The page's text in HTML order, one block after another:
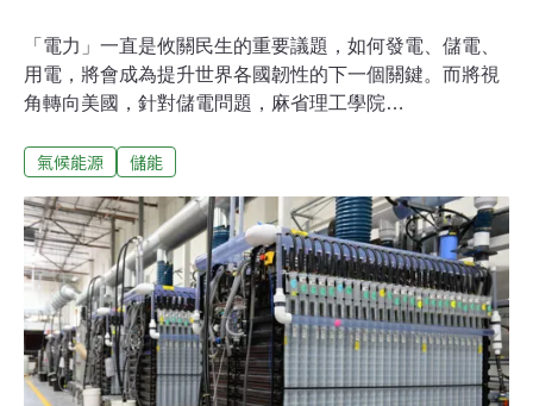
「電力」一直是攸關民生的重要議題，如何發電、儲電、
用電，將會成為提升世界各國韌性的下一個關鍵。而將視
角轉向美國，針對儲電問題，麻省理工學院
著手研究，如何將電力「存進你家牆壁裡」。透過將奈米
水、電解質混合，麻省理工學院團隊成功製造出一種「儲
能混凝土」——「ec^3」，這種混凝土中的成分可以形成
導電網路，使其具備類似「電容」的功能，既能儲存也能
釋放電力。「鋰」和「鈷」都不再需要了？ 「儲能混凝
土」的關鍵配方其實很簡單目前最新版本的「ec^3」，每
立方公尺可儲存超過2000瓦時（1瓦時 = 1瓦特*1小時）的
能量，足以供應一台冰箱一整天的電力，麻省理工團隊評
氣候能源 儲能